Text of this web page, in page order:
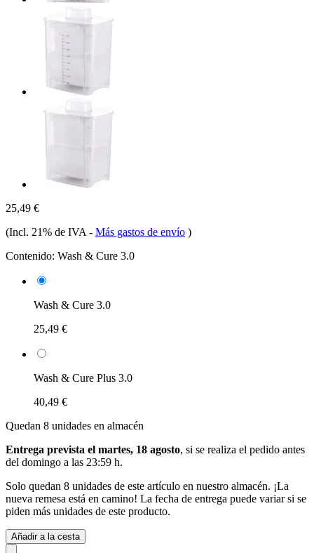
25,49 €
(Incl. 21% de IVA - Más gastos de envío )
Contenido: Wash & Cure 3.0
Wash & Cure 3.0
25,49 €
Wash & Cure Plus 3.0
40,49 €
Quedan 8 unidades en almacén
Entrega prevista el martes, 18 agosto, si se realiza el pedido antes
del domingo a las 23:59 h.
Solo quedan 8 unidades de este artículo en nuestro almacén. ¡La
nueva remesa está en camino! La fecha de entrega puede variar si se
piden más unidades de este producto.
Añadir a la cesta